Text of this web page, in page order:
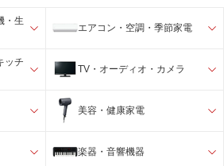
・生
エアコン・空調・季節家電
ッチ
TV・オーディオ・カメラ
美容・健康家電
楽器・音響機器